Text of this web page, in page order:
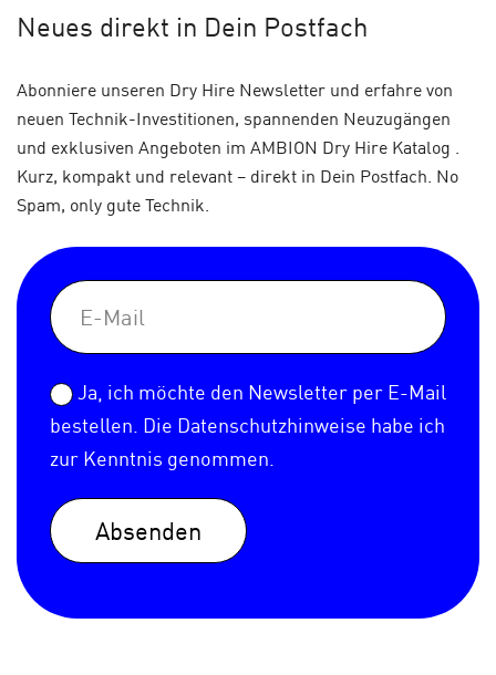
Neues direkt in Dein Postfach
Abonniere unseren Dry Hire Newsletter und erfahre von
neuen Technik-Investitionen, spannenden Neuzugängen
und exklusiven Angeboten im AMBION Dry Hire Katalog .
Kurz, kompakt und relevant – direkt in Dein Postfach. No
Spam, only gute Technik.
Ja, ich möchte den Newsletter per E-Mail
bestellen. Die Datenschutzhinweise habe ich
zur Kenntnis genommen.
Absenden